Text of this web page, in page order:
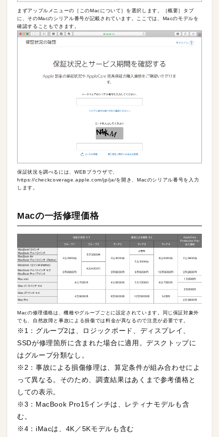
まずアップルメニューの［このMacについて］を選択します。［概要］タブ
に、そのMacのシリアル番号が記載されています。ここでは、Macのモデルを
確認することもできます。
保証状況を調べるには、WEBブラウザで、
https://checkcoverage.apple.com/jp/ja/を開き、Macのシリアル番号を入力
します。
Macの一括修理価格
Macの修理価格は、機種やグループごとに設定されています。同じ保証対象外
でも、自然故障と事故による損傷では料金が異なるので注意が必要です。
※1：グループ2は、ロジックボード、ディスプレイ、
SSDが修理箇所に含まれた場合に適用。デスクトップに
はグループ分類なし。
※2：事故による損傷修理は、算定条件が組み合わせによ
って異なる。そのため、調査結果はあくまで参考価格と
しての表示。
※3：MacBook Pro15インチは、レティナモデルも含
む。
※4：iMacは、4K／5Kモデルも含む